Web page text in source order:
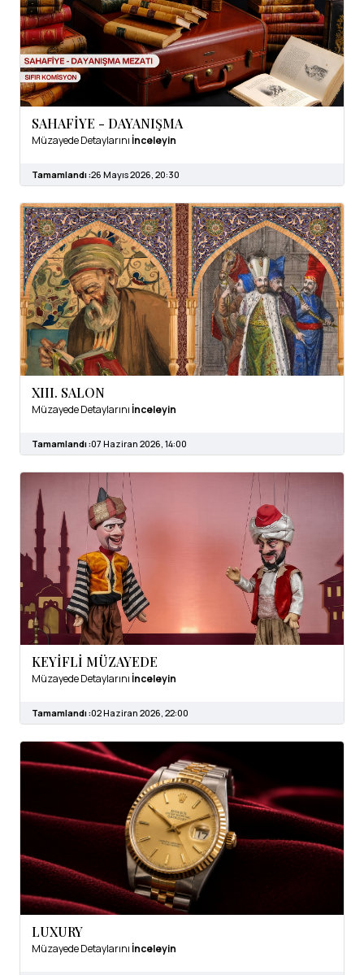
SAHAFİYE - DAYANIŞMA
Müzayede Detaylarını İnceleyin
Tamamlandı :26 Mayıs 2026, 20:30
XIII. SALON
Müzayede Detaylarını İnceleyin
Tamamlandı :07 Haziran 2026, 14:00
KEYİFLİ MÜZAYEDE
Müzayede Detaylarını İnceleyin
Tamamlandı :02 Haziran 2026, 22:00
LUXURY
Müzayede Detaylarını İnceleyin